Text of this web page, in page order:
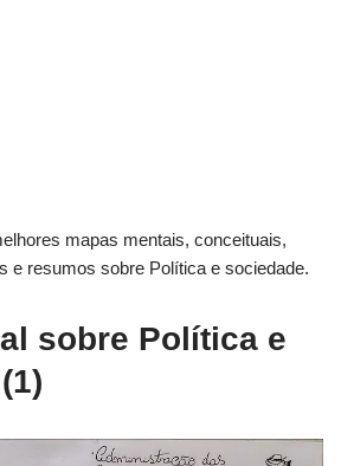
mapas mentais, conceituais,
e resumos sobre Política e sociedade.
sobre Política e